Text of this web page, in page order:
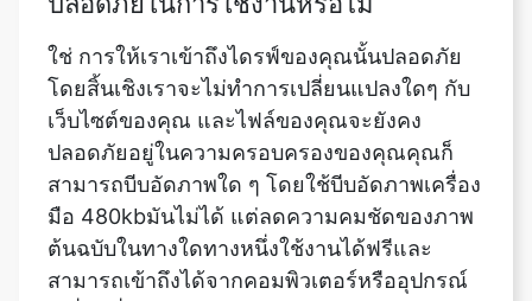
โดยสิ้นเชิงเราจะไม่ทำการเปลี่ยนแปลงใดๆ กับ
เว็บไซต์ของคุณ และไฟล์ของคุณจะยังคง
ปลอดภัยอยู่ในความครอบครองของคุณคุณก็
สามารถบีบอัดภาพใด ๆ โดยใช้บีบอัดภาพเครื่อง
มือ 480kbมันไม่ได้ แต่ลดความคมชัดของภาพ
ต้นฉบับในทางใดทางหนึ่งใช้งานได้ฟรีและ
สามารถเข้าถึงได้จากคอมพิวเตอร์หรืออุปกรณ์
เคลื่อนที่